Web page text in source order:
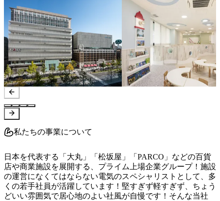
私たちの事業について
日本を代表する「大丸」「松坂屋」「PARCO」などの百貨
店や商業施設を展開する、プライム上場企業グループ！施設
の運営になくてはならない電気のスペシャリストとして、多
くの若手社員が活躍しています！堅すぎず軽すぎず、ちょう
どいい雰囲気で居心地のよい社風が自慢です！そんな当社